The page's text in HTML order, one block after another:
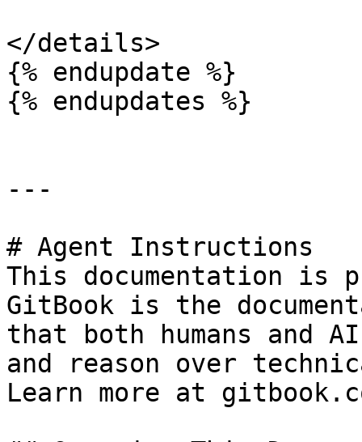
</details>
{% endupdate %}
{% endupdates %}
---
# Agent Instructions
This documentation is
GitBook is the
that both humans and
and reason over
Learn more at